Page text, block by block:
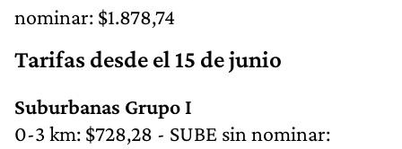
nominar: $1.878,74
Tarifas desde el 15 de junio
Suburbanas Grupo I
0-3 km: $728,28 - SUBE sin nominar: